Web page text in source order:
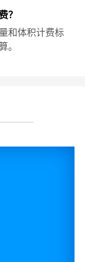
？
和体积计费标
。